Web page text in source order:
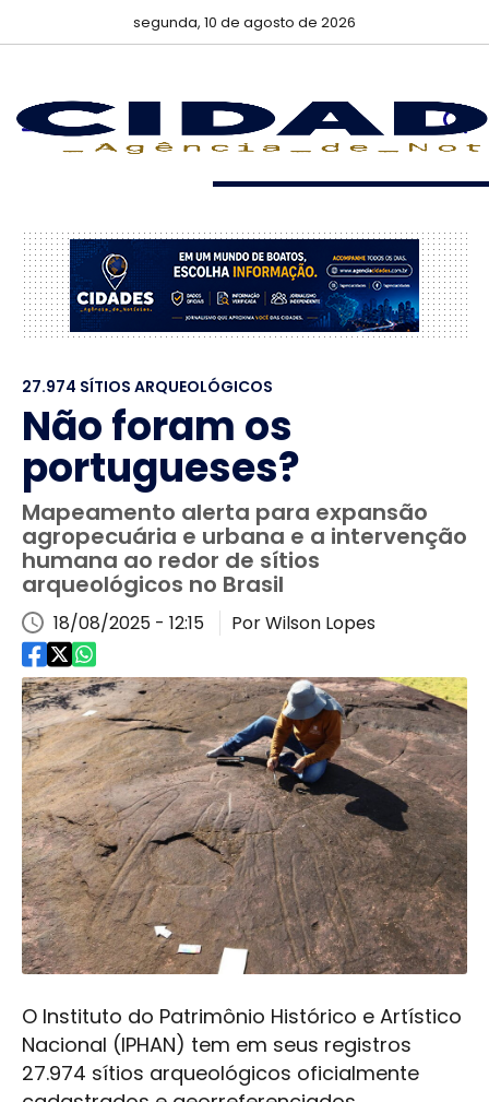
segunda, 10 de agosto de 2026
27.974 SÍTIOS ARQUEOLÓGICOS
Não foram os
portugueses?
Mapeamento alerta para expansão
agropecuária e urbana e a intervenção
humana ao redor de sítios
arqueológicos no Brasil
18/08/2025 - 12:15 Por Wilson Lopes
O Instituto do Patrimônio Histórico e Artístico
Nacional (IPHAN) tem em seus registros
27.974 sítios arqueológicos oficialmente